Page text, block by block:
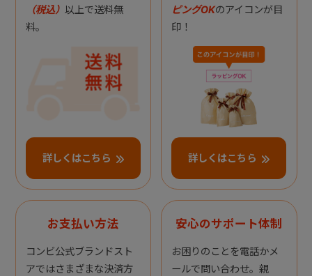
（税込） 以上で送料無
料。
詳しくはこちら
ピングOKのアイコンが目
印！
詳しくはこちら
お支払い方法
コンビ公式ブランドスト
アではさまざまな決済方
安心のサポート体制
お困りのことを電話かメ
ールで問い合わせ。親